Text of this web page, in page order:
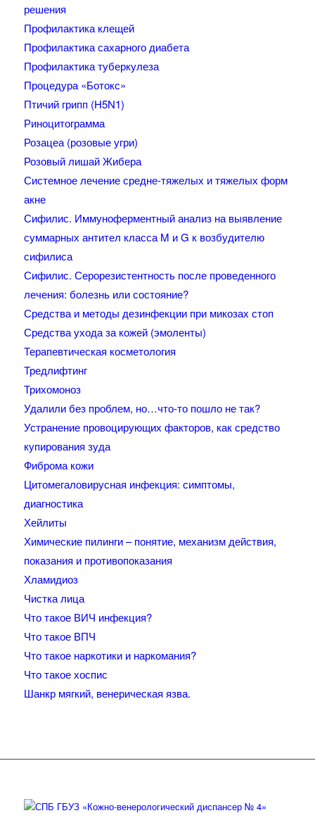
решения
Профилактика клещей
Профилактика сахарного диабета
Профилактика туберкулеза
Процедура «Ботокс»
Птичий грипп (H5N1)
Риноцитограмма
Розацеа (розовые угри)
Розовый лишай Жибера
Системное лечение средне-тяжелых и тяжелых форм
акне
Сифилис. Иммуноферментный анализ на выявление
суммарных антител класса M и G к возбудителю
сифилиса
Сифилис. Серорезистентность после проведенного
лечения: болезнь или состояние?
Средства и методы дезинфекции при микозах стоп
Средства ухода за кожей (эмоленты)
Терапевтическая косметология
Тредлифтинг
Трихомоноз
Удалили без проблем, но…что-то пошло не так?
Устранение провоцирующих факторов, как средство
купирования зуда
Фиброма кожи
Цитомегаловирусная инфекция: симптомы,
диагностика
Хейлиты
Химические пилинги – понятие, механизм действия,
показания и противопоказания
Хламидиоз
Чистка лица
Что такое ВИЧ инфекция?
Что такое ВПЧ
Что такое наркотики и наркомания?
Что такое хоспис
Шанкр мягкий, венерическая язва.